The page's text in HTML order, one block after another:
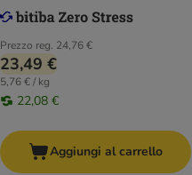
Prezzo reg. 24,76 €
23,49 €
5,76 € / kg
22,08 €
Aggiungi al carrello